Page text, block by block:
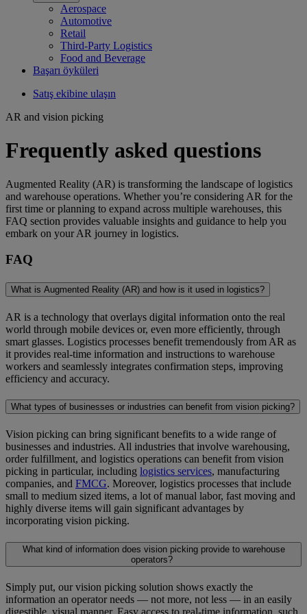
Aerospace
Automotive
Retail
Third-Party Logistics
Food and Beverage
Başarı öyküleri
Satış ekibine ulaşın
AR and vision picking
Frequently asked questions
Augmented Reality (AR) is transforming the landscape of logistics
and warehouse operations. Whether you’re considering AR for the
first time or planning to expand across multiple warehouses, this
FAQ section provides valuable insights and guidance to help you
embark on your AR journey in logistics.
FAQ
What is Augmented Reality (AR) and how is it used in logistics?
AR is a technology that overlays digital information onto the real
world through mobile devices or, even more efficiently, through
smart glasses. Logistics processes benefit tremendously from AR as
it provides real-time information and instructions to warehouse
workers and seamlessly integrates confirmation steps, improving
efficiency and accuracy.
What types of businesses or industries can benefit from vision picking?
Vision picking can bring significant benefits to a wide range of
businesses and industries. All industries that involve warehousing,
order fulfillment, and logistics operations can benefit from vision
picking in particular, including logistics services, manufacturing
companies, and FMCG. Moreover, logistics processes that include
small to medium sized items, a lot of manual labor, fast moving and
highly diverse items will gain significant advantages by
incorporating vision picking.
What kind of information does vision picking provide to warehouse
operators?
Simply put, our vision picking solution shows exactly the
information an operator needs — not more, not less — in an easily
digestible, visual manner. Easy access to real-time information, such